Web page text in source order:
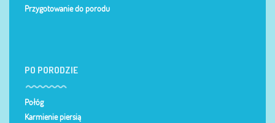
Przygotowanie do porodu
PO PORODZIE
Połóg
Karmienie piersią